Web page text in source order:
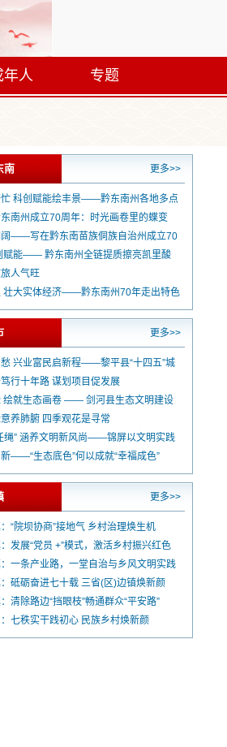
年人 专题
南 更多>>
科创赋能绘丰景——黔东南州各地多点
兴产业动能
南州成立70周年：时光画卷里的蝶变
阔——写在黔东南苗族侗族自治州成立70
赋能—— 黔东南州全链提质擦亮凯里酸
人气旺
壮大实体经济——黔东南州70年走出特色
之路
更多>>
兴业富民启新程——黎平县“十四五”城
行十年路 谋划项目促发展
绘就生态画卷 —— 剑河县生态文明建设
养肺腑 四季观花是寻常
绳” 涵养文明新风尚——锦屏以文明实践
导群众从“被动管”到“自觉守”
——“生态底色”何以成就“幸福成色”
更多>>
“院坝协商”接地气 乡村治理焕生机
发展“党员 +”模式，激活乡村振兴红色
一条产业路，一堂自治与乡风文明实践
砥砺奋进七十载 三省(区)边镇焕新颜
清除路边“挡眼枝”畅通群众“平安路”
七秩实干践初心 民族乡村焕新颜